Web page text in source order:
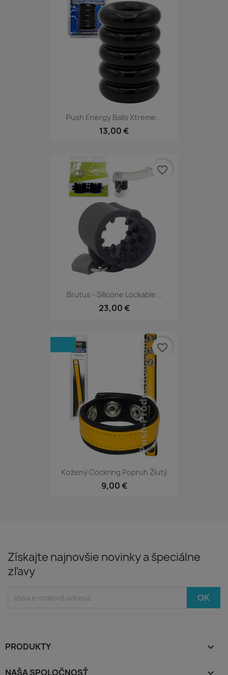
Push Energy Balls Xtreme...
13,00 €
Brutus - Silicone Lockable...
23,00 €
favorite_border
Kožený Cockring Popruh Žlutý
9,00 €
favorite_border
Získajte najnovšie novinky a špeciálne
zľavy
PRODUKTY 
NAŠA SPOLOČNOSŤ